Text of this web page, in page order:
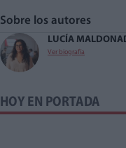
Sobre los autores
LUCÍA
Ver biografía
HOY EN PORTADA